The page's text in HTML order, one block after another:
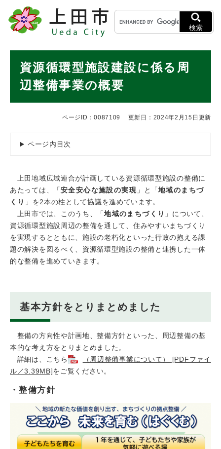
メニューを飛ばして本文へ
キ
ー
ワ
検
検索
資源循環型施設建設に係る周
辺整備事業の概要
ページID：0087109 更新日：2024年2月15日更新
ページ内目次
上田地域広域連合が計画している資源循環型施設の整備に
あたっては、「安全安心な施設の実現」と「地域のまちづ
くり
」を2本の柱として協議を進めています。
上田市では、このうち、「地域のまちづくり 」について、
資源循環型施設周辺の整備を通して、住みやすいまちづくり
を実現するとともに、施設の老朽化といった行政の抱える課
題の解決を図るべく、資源循環型施設の整備と連携した一体
的な整備を進めていきます。
基本方針をとりまとめました
整備の方向性や計画地、整備方針といった、周辺整備の基
本的な考え方をとりまとめました。
詳細は、こちら
（周辺整備事業について） [PDFファイ
ル／3.39MB]をご覧ください。
・整備方針